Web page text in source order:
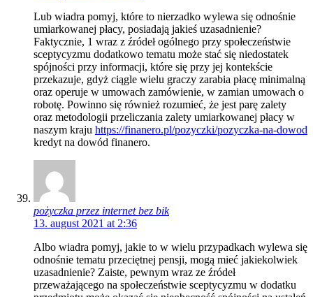
Lub wiadra pomyj, które to nierzadko wylewa się odnośnie
umiarkowanej płacy, posiadają jakieś uzasadnienie?
Faktycznie, 1 wraz z źródeł ogólnego przy społeczeństwie
sceptycyzmu dodatkowo tematu może stać się niedostatek
spójności przy informacji, które się przy jej kontekście
przekazuje, gdyż ciągle wielu graczy zarabia płacę minimalną
oraz operuje w umowach zamówienie, w zamian umowach o
robotę. Powinno się również rozumieć, że jest parę zalety
oraz metodologii przeliczania zalety umiarkowanej płacy w
naszym kraju https://finanero.pl/pozyczki/pozyczka-na-dowod
kredyt na dowód finanero.
pożyczka przez internet bez bik
13. august 2021 at 2:36
Albo wiadra pomyj, jakie to w wielu przypadkach wylewa się
odnośnie tematu przeciętnej pensji, mogą mieć jakiekolwiek
uzasadnienie? Zaiste, pewnym wraz ze źródeł
przeważającego na społeczeństwie sceptycyzmu w dodatku